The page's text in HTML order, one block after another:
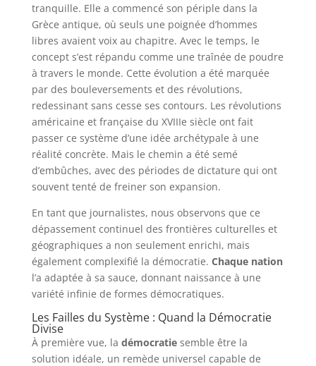
tranquille. Elle a commencé son périple dans la
Grèce antique, où seuls une poignée d’hommes
libres avaient voix au chapitre. Avec le temps, le
concept s’est répandu comme une traînée de poudre
à travers le monde. Cette évolution a été marquée
par des bouleversements et des révolutions,
redessinant sans cesse ses contours. Les révolutions
américaine et française du XVIIIe siècle ont fait
passer ce système d’une idée archétypale à une
réalité concrète. Mais le chemin a été semé
d’embûches, avec des périodes de dictature qui ont
souvent tenté de freiner son expansion.
En tant que journalistes, nous observons que ce
dépassement continuel des frontières culturelles et
géographiques a non seulement enrichi, mais
également complexifié la démocratie. Chaque nation
l’a adaptée à sa sauce, donnant naissance à une
variété infinie de formes démocratiques.
Les Failles du Système : Quand la Démocratie
Divise
À première vue, la démocratiesemble être la
solution idéale, un remède universel capable de